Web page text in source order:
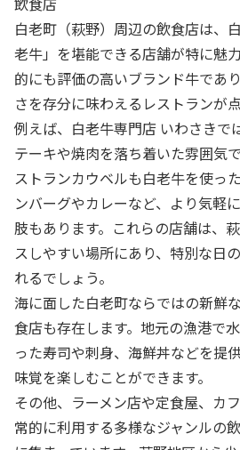
白老町（萩野）周辺の飲食店は、
老牛」を堪能できる店舗が特に魅
的にも評価の高いブランド牛であ
さを存分に味わえるレストランが
例えば、白老牛専門店 いわさきで
テーキや焼肉を落ち着いた雰囲気
ストランカウベルも白老牛を使っ
ンバーグやカレーなど、より気軽
肢もあります。これらの店舗は、
スしやすい場所にあり、特別な日
れるでしょう。
海に面した白老町ならではの新鮮
食店も存在します。地元の漁港で
った寿司や刺身、海鮮丼などを提
味覚を楽しむことができます。
その他、ラーメン店や定食屋、カ
常的に利用する多様なジャンルの